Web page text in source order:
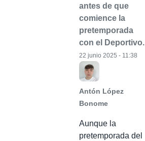
antes de que
comience la
pretemporada
con el Deportivo.
Antón López
Bonome
22 junio 2025 - 11:38
Aunque la
pretemporada del